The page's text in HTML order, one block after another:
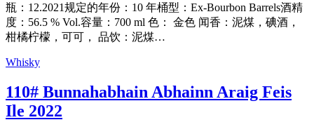
瓶：12.2021规定的年份：10 年桶型：Ex-Bourbon Barrels酒精
度：56.5 % Vol.容量：700 ml 色： 金色 闻香：泥煤，碘酒，
柑橘柠檬，可可， 品饮：泥煤…
Whisky
110# Bunnahabhain Abhainn Araig Feis
Ile 2022